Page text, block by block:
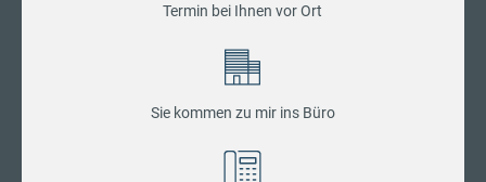
Termin bei Ihnen vor Ort
Sie kommen zu mir ins Büro